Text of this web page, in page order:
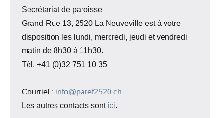
Secrétariat de paroisse
Grand-Rue 13, 2520 La Neuveville est à votre
disposition les lundi, mercredi, jeudi et vendredi
matin de 8h30 à 11h30.
Tél. +41 (0)32 751 10 35
Courriel : info@paref2520.ch
Les autres contacts sont ici.